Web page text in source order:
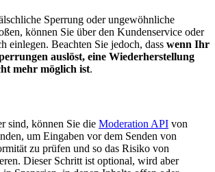
Sperrung oder ungewöhnliche
können Sie über den Kundenservice oder
einlegen. Beachten Sie jedoch, dass wenn Ihr
auslöst, eine Wiederherstellung
mehr möglich ist.
sind, können Sie die Moderation API von
um Eingaben vor dem Senden von
zu prüfen und so das Risiko von
Dieser Schritt ist optional, wird aber